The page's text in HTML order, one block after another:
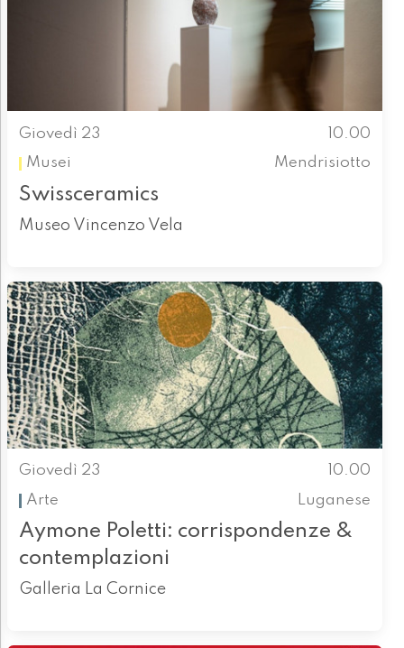
Giovedì 23
10.00
Musei
Mendrisiotto
Swissceramics
Museo Vincenzo Vela
Giovedì 23
10.00
Arte
Luganese
Aymone Poletti: corrispondenze &
contemplazioni
Galleria La Cornice